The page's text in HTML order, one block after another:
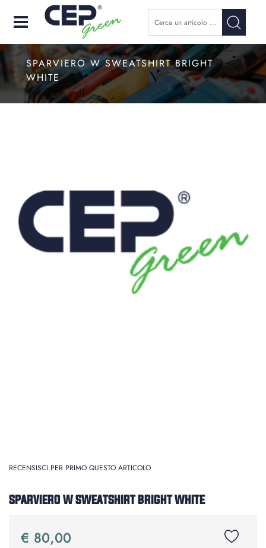
Open
SPARVIERO W SWEATSHIRT BRIGHT
WHITE
RECENSISCI PER PRIMO QUESTO ARTICOLO
SPARVIERO W SWEATSHIRT BRIGHT WHITE
€ 80,00